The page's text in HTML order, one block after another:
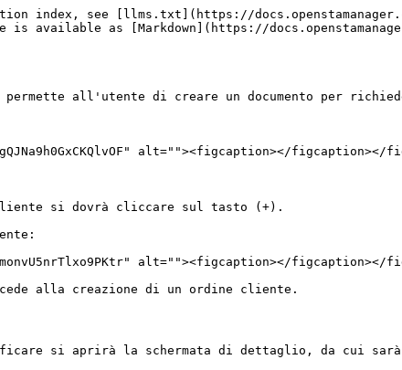
index, see [llms.txt](https://
is available as [Markdown](https://
all'utente di creare un documento per
alt=""><figcaption></figcaption></
si dovrà cliccare sul tasto (+).
alt=""><figcaption></figcaption></
alla creazione di un ordine cliente.
si aprirà la schermata di dettaglio, da cui